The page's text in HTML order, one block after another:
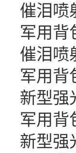
催泪喷
军用背
催泪喷
军用背
新型强
军用背
新型强